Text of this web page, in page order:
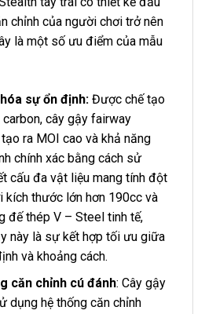
chỉnh của người chơi trở nên
là một số ưu điểm của mẫu
sự ổn định:Được chế tạo
cây gậy fairway
ra MOI cao và khả năng
chính xác bằng cách sử
cấu đa vật liệu mang tính đột
kích thước lớn hơn 190cc và
đế thép V – Steel tinh tế,
này là sự kết hợp tối ưu giữa
và khoảng cách.
căn chỉnh cú đánh: Cây gậy
dụng hệ thống căn chỉnh